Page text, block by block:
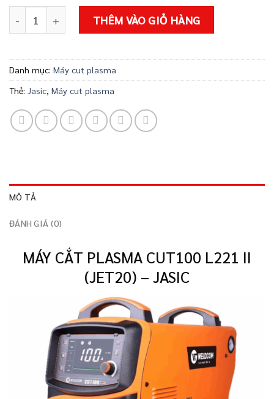
Máy cắt PLASMA CUT100 L221 II (JET20) – JASIC số lượng
THÊM VÀO GIỎ HÀNG
Danh mục: Máy cut plasma
Thẻ: Jasic, Máy cut plasma
MÔ TẢ
ĐÁNH GIÁ (0)
MÁY CẮT PLASMA CUT100 L221 II
(JET20) – JASIC